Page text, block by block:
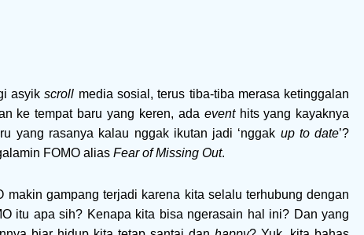
asyikscroll media sosial, terus tiba-tiba merasa ketinggalan
ke tempat baru yang keren, ada eventhits yang kayaknya
yang rasanya kalau nggak ikutan jadi ‘nggak up to date’?
FOMO alias Fear of Missing Out.
makin gampang terjadi karena kita selalu terhubung dengan
itu apa sih? Kenapa kita bisa ngerasain hal ini? Dan yang